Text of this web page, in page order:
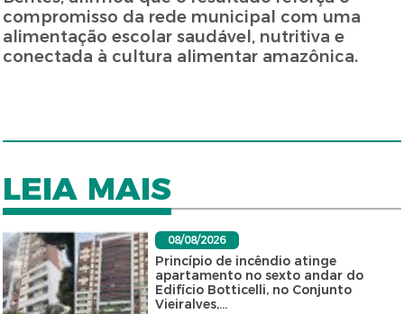
compromisso da rede municipal com uma
alimentação escolar saudável, nutritiva e
conectada à cultura alimentar amazônica.
LEIA MAIS
08/08/2026
Princípio de incêndio atinge
apartamento no sexto andar do
Edifício Botticelli, no Conjunto
Vieiralves,...